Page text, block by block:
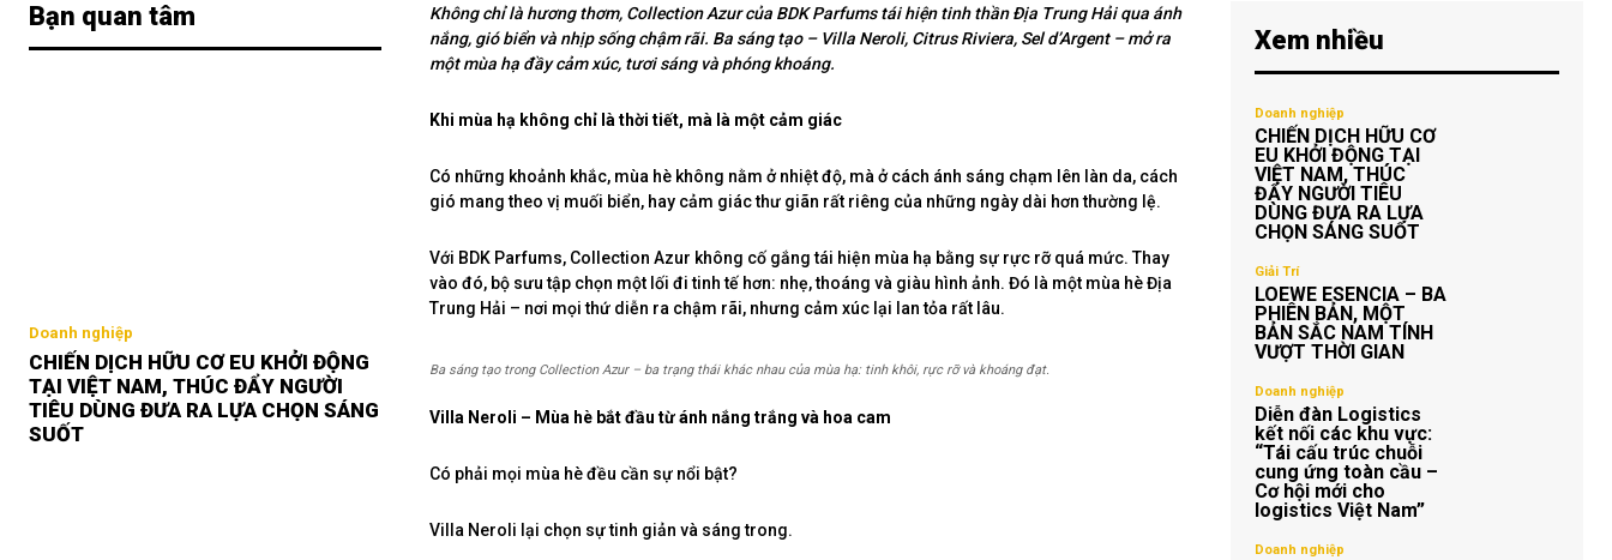
Bạn quan tâm
Doanh nghiệp
CHIẾN DỊCH HỮU CƠ EU KHỞI ĐỘNG
TẠI VIỆT NAM, THÚC ĐẨY NGƯỜI
TIÊU DÙNG ĐƯA RA LỰA CHỌN SÁNG
SUỐT
Không chỉ là hương thơm, Collection Azur của BDK Parfums tái hiện tinh thần Địa Trung Hải qua ánh
nắng, gió biển và nhịp sống chậm rãi. Ba sáng tạo – Villa Neroli, Citrus Riviera, Sel d’Argent – mở ra
một mùa hạ đầy cảm xúc, tươi sáng và phóng khoáng.
Khi mùa hạ không chỉ là thời tiết, mà là một cảm giác
Có những khoảnh khắc, mùa hè không nằm ở nhiệt độ, mà ở cách ánh sáng chạm lên làn da, cách
gió mang theo vị muối biển, hay cảm giác thư giãn rất riêng của những ngày dài hơn thường lệ.
Với BDK Parfums, Collection Azur không cố gắng tái hiện mùa hạ bằng sự rực rỡ quá mức. Thay
vào đó, bộ sưu tập chọn một lối đi tinh tế hơn: nhẹ, thoáng và giàu hình ảnh. Đó là một mùa hè Địa
Trung Hải – nơi mọi thứ diễn ra chậm rãi, nhưng cảm xúc lại lan tỏa rất lâu.
Ba sáng tạo trong Collection Azur – ba trạng thái khác nhau của mùa hạ: tinh khôi, rực rỡ và khoáng đạt.
Villa Neroli – Mùa hè bắt đầu từ ánh nắng trắng và hoa cam
Có phải mọi mùa hè đều cần sự nổi bật?
Villa Neroli lại chọn sự tinh giản và sáng trong.
Xem nhiều
Doanh nghiệp
CHIẾN DỊCH HỮU CƠ
EU KHỞI ĐỘNG TẠI
VIỆT NAM, THÚC
ĐẨY NGƯỜI TIÊU
DÙNG ĐƯA RA LỰA
CHỌN SÁNG SUỐT
Giải Trí
LOEWE ESENCIA – BA
PHIÊN BẢN, MỘT
BẢN SẮC NAM TÍNH
VƯỢT THỜI GIAN
Doanh nghiệp
Diễn đàn Logistics
kết nối các khu vực:
“Tái cấu trúc chuỗi
cung ứng toàn cầu –
Cơ hội mới cho
logistics Việt Nam”
Doanh nghiệp